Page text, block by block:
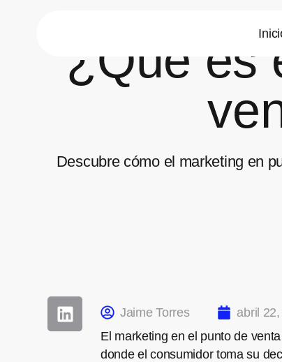
¿Qué es
Descubre cómo el marketing en
Jaime Torres
abril
El marketing en el punto de
donde el consumidor toma su